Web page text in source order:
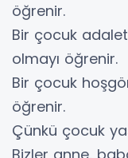
öğrenir.
Bir çocuk
olmayı öğrenir.
Bir çocuk
öğrenir.
Çünkü çocuk